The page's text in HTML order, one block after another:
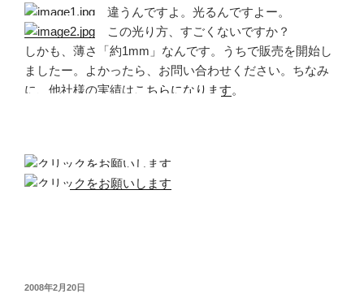
違うんですよ。光るんですよー。
この光り方、すごくないですか？
しかも、薄さ「約1mm」なんです。うちで販売を開始し
ましたー。よかったら、お問い合わせください。ちなみ
に、他社様の実績はこちらになります。
投
2008年2月20日